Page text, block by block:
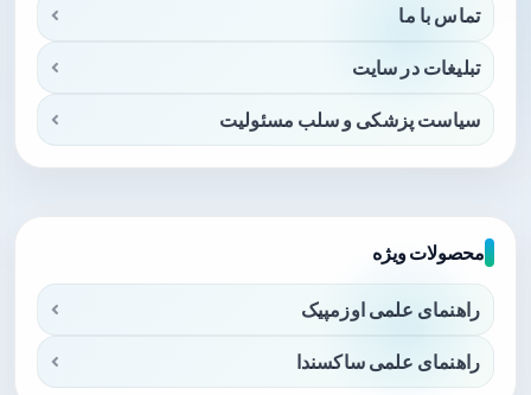
تماس با ما
تبلیغات در سایت
سیاست پزشکی و سلب مسئولیت
محصولات ویژه
راهنمای علمی اوزمپیک
راهنمای علمی ساکسندا